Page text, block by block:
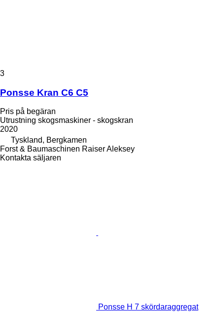
3
Ponsse Kran C6 C5
Pris på begäran
Utrustning skogsmaskiner - skogskran
2020
Tyskland, Bergkamen
Forst & Baumaschinen Raiser Aleksey
Kontakta säljaren
Ponsse H 7 skördaraggregat